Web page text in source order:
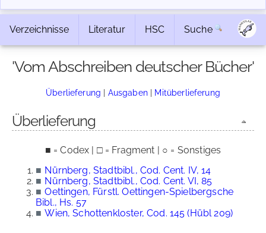
Verzeichnisse Literatur HSC Suche
'Vom Abschreiben deutscher Bücher'
Überlieferung | Ausgaben| Mitüberlieferung
Überlieferung
■ = Codex | □ = Fragment | ○ = Sonstiges
■ Nürnberg, Stadtbibl., Cod. Cent. IV, 14
■ Nürnberg, Stadtbibl., Cod. Cent. VI, 85
■ Oettingen, Fürstl. Oettingen-Spielbergsche
Bibl., Hs. 57
■ Wien, Schottenkloster, Cod. 145 (Hübl 209)